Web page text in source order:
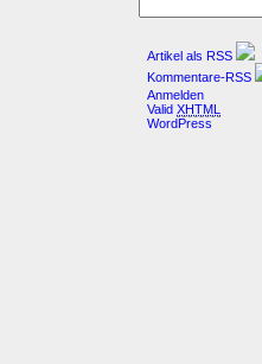
Artikel als RSS
Kommentare-RSS
Anmelden
Valid XHTML
WordPress